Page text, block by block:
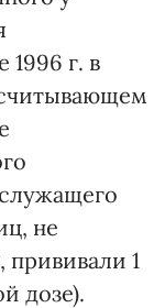
1996 г. в
не
1
дозе).